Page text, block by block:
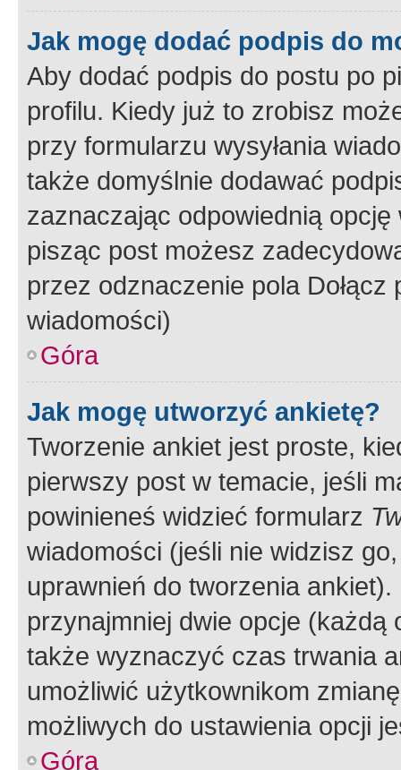
Jak mogę dodać podpis do
Aby dodać podpis do postu po
profilu. Kiedy już to zrobisz
przy formularzu wysyłania
także domyślnie dodawać
zaznaczając odpowiednią
pisząc post możesz
przez odznaczenie pola
wiadomości)
Góra
Jak mogę utworzyć ankietę?
Tworzenie ankiet jest proste,
pierwszy post w temacie, jeśli
powinieneś widzieć formularz
wiadomości (jeśli nie widzisz
uprawnień do tworzenia
przynajmniej dwie opcje
także wyznaczyć czas trwania
umożliwić użytkownikom
możliwych do ustawienia opcji
Góra